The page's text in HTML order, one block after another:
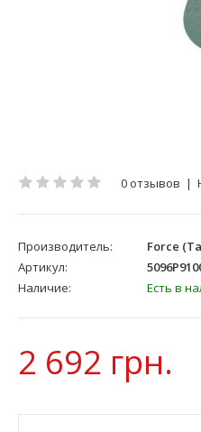
0 отзывов |
Производитель:
Force
Артикул:
Наличие:
Есть в
2 692 грн.